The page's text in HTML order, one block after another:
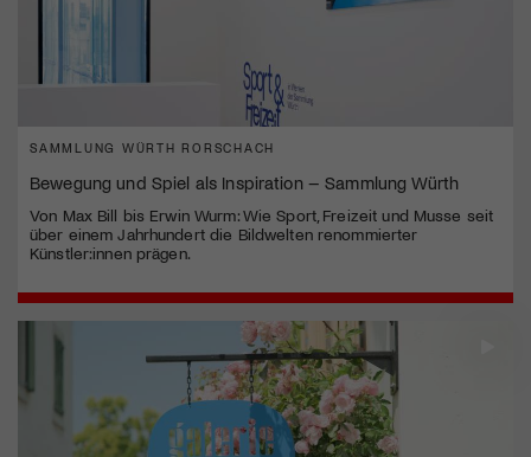
SAMMLUNG WÜRTH RORSCHACH
Bewegung und Spiel als Inspiration – Sammlung Würth
Von Max Bill bis Erwin Wurm: Wie Sport, Freizeit und Musse seit
über einem Jahrhundert die Bildwelten renommierter
Künstler:innen prägen.